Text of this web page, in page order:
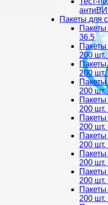
Пакеты для
36.5
Пакеты
200
Пакеты
200
Пакеты
200
Пакеты
200
Пакеты
200 шт.
Пакеты
200 шт.
Пакеты
200 шт.
Пакеты
200 шт.
Пакеты
200 шт.